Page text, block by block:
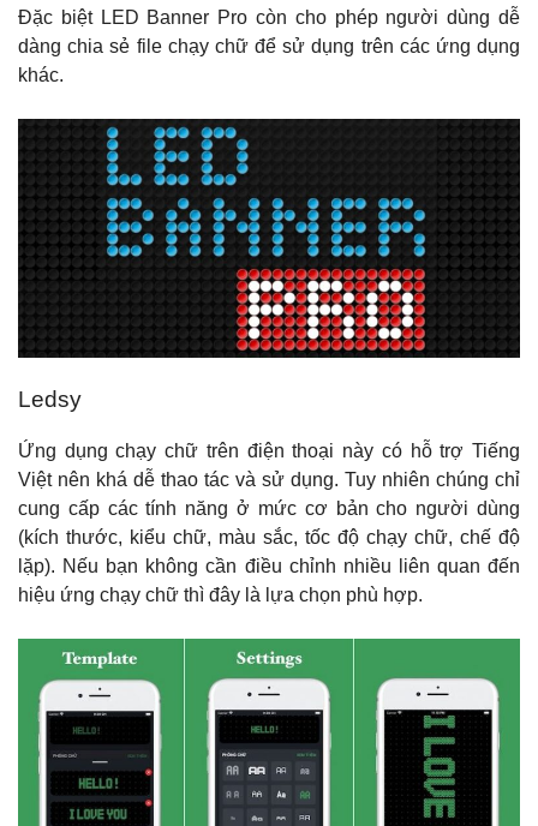
Đặc biệt LED Banner Pro còn cho phép người dùng dễ
dàng chia sẻ file chạy chữ để sử dụng trên các ứng dụng
khác.
Ledsy
Ứng dụng chạy chữ trên điện thoại này có hỗ trợ Tiếng
Việt nên khá dễ thao tác và sử dụng. Tuy nhiên chúng chỉ
cung cấp các tính năng ở mức cơ bản cho người dùng
(kích thước, kiểu chữ, màu sắc, tốc độ chạy chữ, chế độ
lặp). Nếu bạn không cần điều chỉnh nhiều liên quan đến
hiệu ứng chạy chữ thì đây là lựa chọn phù hợp.